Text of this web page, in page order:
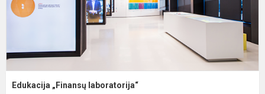
Edukacija „Finansų laboratorija“